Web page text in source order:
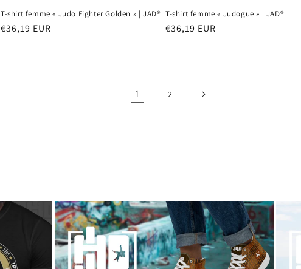
T-shirt femme « Judo Fighter Golden » | JAD®
Prix
€36,19 EUR
T-shirt femme « Judogue » | JAD®
Prix
€36,19 EUR
1 2